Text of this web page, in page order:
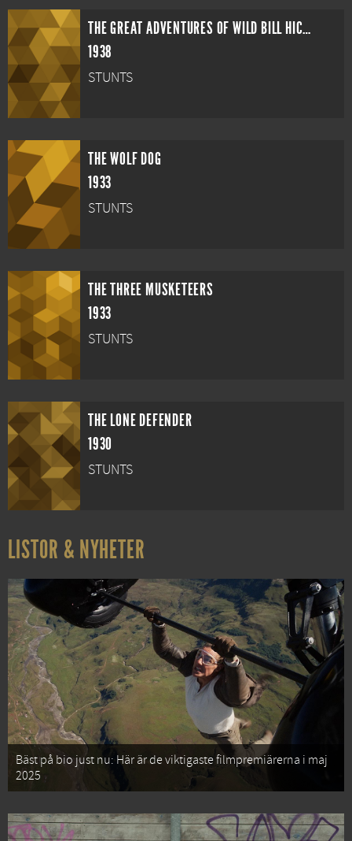
THE GREAT ADVENTURES OF WILD BILL HICKOK
1938
STUNTS
THE WOLF DOG
1933
STUNTS
THE THREE MUSKETEERS
1933
STUNTS
THE LONE DEFENDER
1930
STUNTS
LISTOR & NYHETER
Bäst på bio just nu: Här är de viktigaste filmpremiärerna i maj
2025